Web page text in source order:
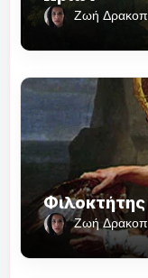
Ζωή
Φιλοκτήτης
Ζωή